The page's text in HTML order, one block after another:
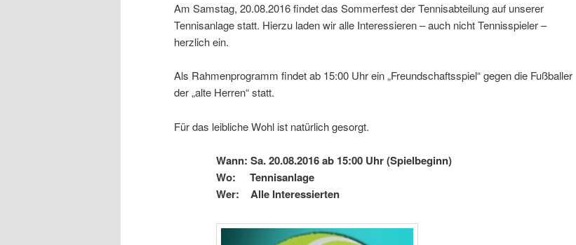
Am Samstag, 20.08.2016 findet das Sommerfest der Tennisabteilung auf unserer
Tennisanlage statt. Hierzu laden wir alle Interessieren – auch nicht Tennisspieler –
herzlich ein.
Als Rahmenprogramm findet ab 15:00 Uhr ein „Freundschaftsspiel“ gegen die Fußballer
der „alte Herren“ statt.
Für das leibliche Wohl ist natürlich gesorgt.
Wann: Sa. 20.08.2016 ab 15:00 Uhr (Spielbeginn)
Wo: Tennisanlage
Wer: Alle Interessierten